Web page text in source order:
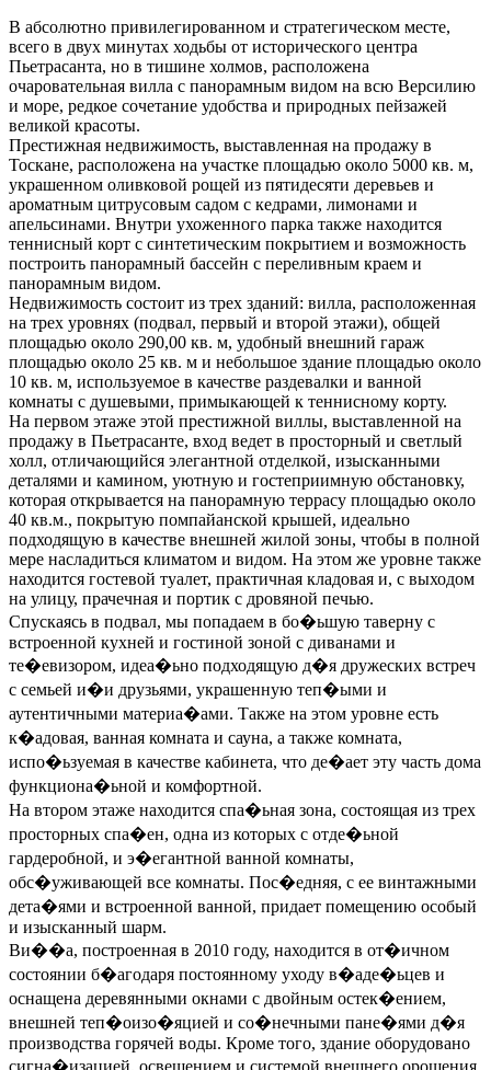
В абсолютно привилегированном и стратегическом месте,
всего в двух минутах ходьбы от исторического центра
Пьетрасанта, но в тишине холмов, расположена
очаровательная вилла с панорамным видом на всю Версилию
и море, редкое сочетание удобства и природных пейзажей
великой красоты.
Престижная недвижимость, выставленная на продажу в
Тоскане, расположена на участке площадью около 5000 кв. м,
украшенном оливковой рощей из пятидесяти деревьев и
ароматным цитрусовым садом с кедрами, лимонами и
апельсинами. Внутри ухоженного парка также находится
теннисный корт с синтетическим покрытием и возможность
построить панорамный бассейн с переливным краем и
панорамным видом.
Недвижимость состоит из трех зданий: вилла, расположенная
на трех уровнях (подвал, первый и второй этажи), общей
площадью около 290,00 кв. м, удобный внешний гараж
площадью около 25 кв. м и небольшое здание площадью около
10 кв. м, используемое в качестве раздевалки и ванной
комнаты с душевыми, примыкающей к теннисному корту.
На первом этаже этой престижной виллы, выставленной на
продажу в Пьетрасанте, вход ведет в просторный и светлый
холл, отличающийся элегантной отделкой, изысканными
деталями и камином, уютную и гостеприимную обстановку,
которая открывается на панорамную террасу площадью около
40 кв.м., покрытую помпайанской крышей, идеально
подходящую в качестве внешней жилой зоны, чтобы в полной
мере насладиться климатом и видом. На этом же уровне также
находится гостевой туалет, практичная кладовая и, с выходом
на улицу, прачечная и портик с дровяной печью.
Спускаясь в подвал, мы попадаем в бо�ьшую таверну с
встроенной кухней и гостиной зоной с диванами и
те�евизором, идеа�ьно подходящую д�я дружеских встреч
с семьей и�и друзьями, украшенную теп�ыми и
аутентичными материа�ами. Также на этом уровне есть
к�адовая, ванная комната и сауна, а также комната,
испо�ьзуемая в качестве кабинета, что де�ает эту часть дома
функциона�ьной и комфортной.
На втором этаже находится спа�ьная зона, состоящая из трех
просторных спа�ен, одна из которых с отде�ьной
гардеробной, и э�егантной ванной комнаты,
обс�уживающей все комнаты. Пос�едняя, с ее винтажными
дета�ями и встроенной ванной, придает помещению особый
и изысканный шарм.
Ви��а, построенная в 2010 году, находится в от�ичном
состоянии б�агодаря постоянному уходу в�аде�ьцев и
оснащена деревянными окнами с двойным остек�ением,
внешней теп�оизо�яцией и со�нечными пане�ями д�я
производства горячей воды. Кроме того, здание оборудовано
сигна�изацией, освещением и системой внешнего орошения